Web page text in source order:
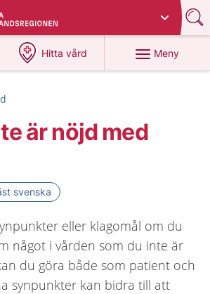
region
Hitta vård
på 1177.se
Meny
är nöjd med
svenska
eller klagomål om du
något i vården som du inte är
du göra både som patient och
synpunkter kan bidra till att